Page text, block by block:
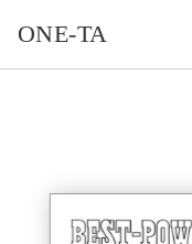
ONE-TA